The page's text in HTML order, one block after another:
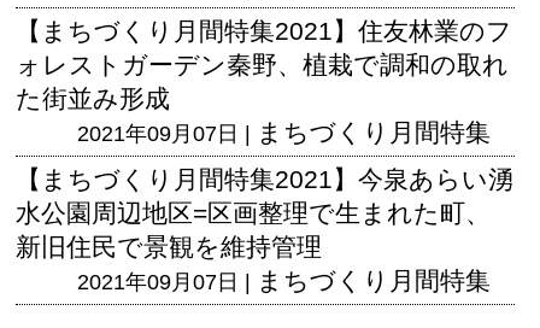
【まちづくり月間特集2021】住友林業のフ
ォレストガーデン秦野、植栽で調和の取れ
た街並み形成
2021年09月07日 |
まちづくり月間特集
【まちづくり月間特集2021】今泉あらい湧
水公園周辺地区=区画整理で生まれた町、
新旧住民で景観を維持管理
2021年09月07日 | まちづくり月間特集